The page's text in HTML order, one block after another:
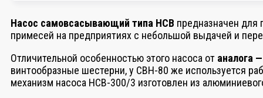
Насос самовсасывающий типа НСВ предназначен для
примесей на предприятиях с небольшой выдачей и
Отличительной особенностью этого насоса от аналога
винтообразные шестерни, у СВН-80 же используется
механизм насоса НСВ-300/3 изготовлен из